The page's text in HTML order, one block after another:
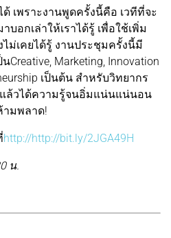
ด้ เพราะงานพูดครั้งนี้คือ เวทีที่จะ
บอกเล่าให้เราได้รู้ เพื่อใช้เพิ่ม
ม่เคยได้รู้ งานประชุมครั้งนี้มี
Marketing, Innovation
เป็นต้น สำหรับวิทยากร
ล้วได้ความรู้จนอิ่มแน่นแน่นอน
ามพลาด!
http://http://bit.ly/2JGA49H
น.